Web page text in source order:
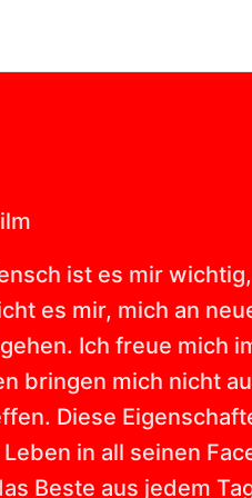
ist es mir
es mir, mich an
Ich freue mich
bringen mich nicht
Diese
in all seinen
Beste aus jedem